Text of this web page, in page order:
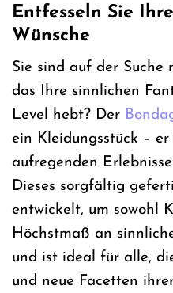
Entfesseln Sie
Wünsche
Sie sind auf der Suche
das Ihre sinnlichen
Level hebt? Der
ein Kleidungsstück –
aufregenden
Dieses sorgfältig
entwickelt, um sowohl
Höchstmaß an
und ist ideal für alle,
und neue Facetten